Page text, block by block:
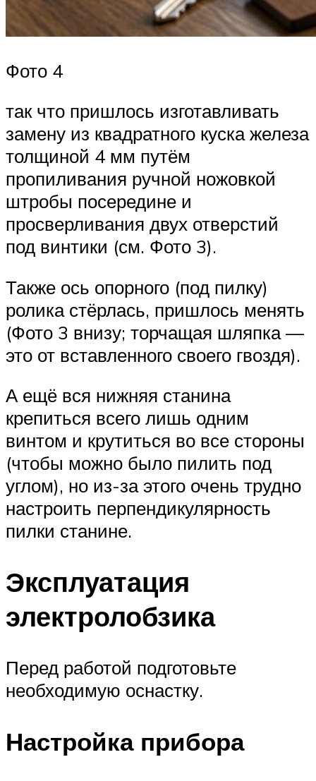
Фото 4
так что пришлось изготавливать
замену из квадратного куска железа
толщиной 4 мм путём
пропиливания ручной ножовкой
штробы посередине и
просверливания двух отверстий
под винтики (см. Фото 3).
Также ось опорного (под пилку)
ролика стёрлась, пришлось менять
(Фото 3 внизу; торчащая шляпка —
это от вставленного своего гвоздя).
А ещё вся нижняя станина
крепиться всего лишь одним
винтом и крутиться во все стороны
(чтобы можно было пилить под
углом), но из-за этого очень трудно
настроить перпендикулярность
пилки станине.
Эксплуатация
электролобзика
Перед работой подготовьте
необходимую оснастку.
Настройка прибора